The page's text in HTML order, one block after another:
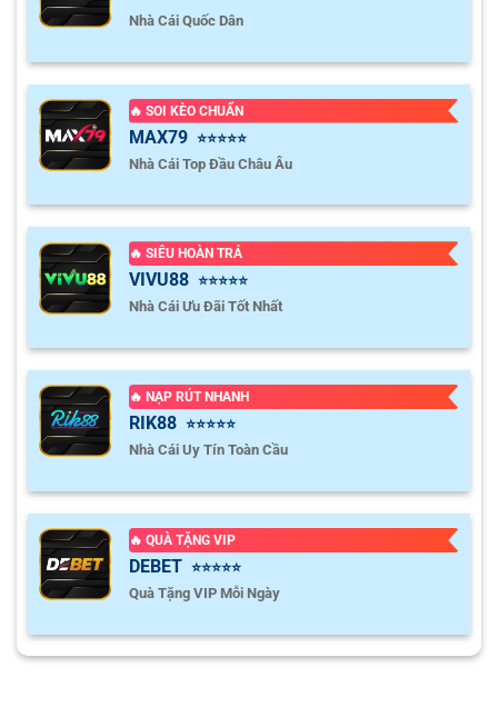
Nhà Cái Quốc Dân
🔥 SOI KÈO CHUẨN
MAX79 ⭐⭐⭐⭐⭐
Nhà Cái Top Đầu Châu Âu
🔥 SIÊU HOÀN TRẢ
VIVU88 ⭐⭐⭐⭐⭐
Nhà Cái Ưu Đãi Tốt Nhất
🔥 NẠP RÚT NHANH
RIK88 ⭐⭐⭐⭐⭐
Nhà Cái Uy Tín Toàn Cầu
🔥 QUÀ TẶNG VIP
DEBET ⭐⭐⭐⭐⭐
Quà Tặng VIP Mỗi Ngày